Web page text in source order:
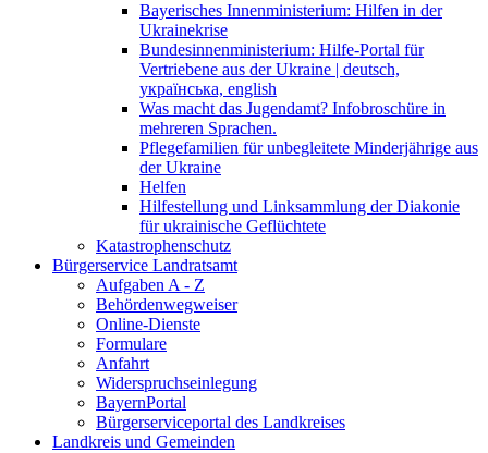
Bayerisches Innenministerium: Hilfen in der
Ukrainekrise
Bundesinnenministerium: Hilfe-Portal für
Vertriebene aus der Ukraine | deutsch,
українська, english
Was macht das Jugendamt? Infobroschüre in
mehreren Sprachen.
Pflegefamilien für unbegleitete Minderjährige aus
der Ukraine
Helfen
Hilfestellung und Linksammlung der Diakonie
für ukrainische Geflüchtete
Katastrophenschutz
Bürgerservice Landratsamt
Aufgaben A - Z
Behördenwegweiser
Online-Dienste
Formulare
Anfahrt
Widerspruchseinlegung
BayernPortal
Bürgerserviceportal des Landkreises
Landkreis und Gemeinden